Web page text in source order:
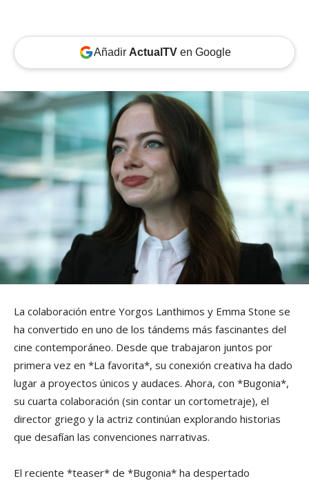
Añadir ActualTVen Google
La colaboración entre Yorgos Lanthimos y Emma Stone se
ha convertido en uno de los tándems más fascinantes del
cine contemporáneo. Desde que trabajaron juntos por
primera vez en *La favorita*, su conexión creativa ha dado
lugar a proyectos únicos y audaces. Ahora, con *Bugonia*,
su cuarta colaboración (sin contar un cortometraje), el
director griego y la actriz continúan explorando historias
que desafían las convenciones narrativas.
El reciente *teaser* de *Bugonia* ha despertado